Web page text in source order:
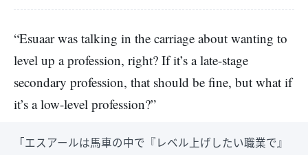
“Esuaar was talking in the carriage about wanting to
level up a profession, right? If it’s a late-stage
secondary profession, that should be fine, but what if
it’s a low-level profession?”
「エスアールは馬車の中で『レベル上げしたい職業で』